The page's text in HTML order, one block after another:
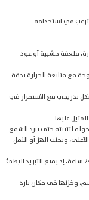
ترغب في استخدامه.
ملعقة خشبية أو عود
مع متابعة الحرارة بدقة
تدريجي مع الاستمرار في
عليها.
لتثبيته حتى يبرد الشمع.
وتجنب الهز أو النقل
اترك الشمعة في مكان معتدل الحرارة لمدة لا تقل عن 24 ساعة، إذ يمنع التبريد البطئ
أن تبرد الشمعة قم بقص الفتيل إلى حوالي 0.6 سم، وخزنها في مكان بارد